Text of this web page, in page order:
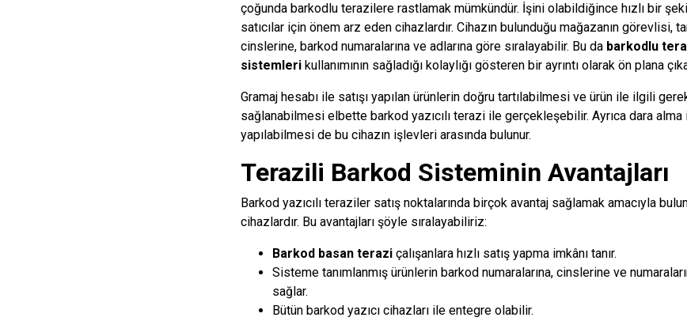
çoğunda barkodlu terazilere rastlamak mümkündür. İşini olabildiğince hızlı bir
satıcılar için önem arz eden cihazlardır. Cihazın bulunduğu mağazanın görevlisi,
cinslerine, barkod numaralarına ve adlarına göre sıralayabilir. Bu da barkodlu
sistemlerikullanımının sağladığı kolaylığı gösteren bir ayrıntı olarak ön plana
Gramaj hesabı ile satışı yapılan ürünlerin doğru tartılabilmesi ve ürün ile ilgili
sağlanabilmesi elbette barkod yazıcılı terazi ile gerçekleşebilir. Ayrıca dara alma
yapılabilmesi de bu cihazın işlevleri arasında bulunur.
Terazili Barkod Sisteminin Avantajları
Barkod yazıcılı teraziler satış noktalarında birçok avantaj sağlamak amacıyla
cihazlardır. Bu avantajları şöyle sıralayabiliriz:
Barkod basan teraziçalışanlara hızlı satış yapma imkânı tanır.
Sisteme tanımlanmış ürünlerin barkod numaralarına, cinslerine ve
sağlar.
Bütün barkod yazıcıcihazları ile entegre olabilir.